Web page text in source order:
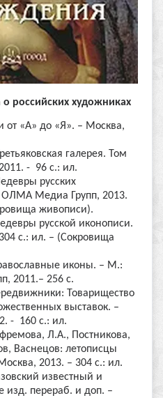
о российских художниках
от «А» до «Я». – Москва,
галерея. Том
- 96 с.: ил.
русских
Медиа Групп, 2013.
живописи).
русской иконописи.
с.: ил. – (Сокровища
иконы. – М.:
2011.– 256 с.
Товарищество
выставок. –
- 160 с.: ил.
Л.А., Постникова,
Васнецов: летописцы
2013. – 304 с.: ил.
известный и
изд. перераб. и доп. –